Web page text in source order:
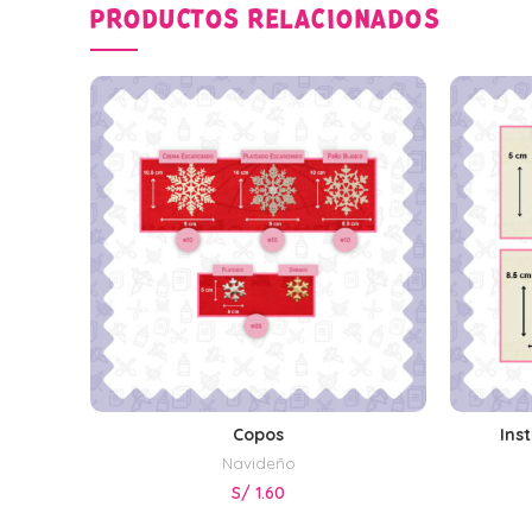
PRODUCTOS RELACIONADOS
SELECCIONAR OPCIONES
Copos
Navideño
S/ 1.60